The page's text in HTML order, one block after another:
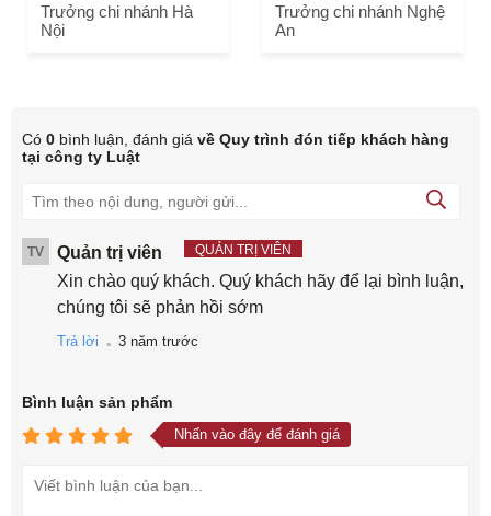
Trưởng chi nhánh Hà
Nội
Trưởng chi nhánh Nghệ
An
Có 0 bình luận, đánh giá về Quy trình đón tiếp khách hàng
tại công ty Luật
TV Quản trị viên QUẢN TRỊ VIÊN
Xin chào quý khách. Quý khách hãy để lại bình luận,
chúng tôi sẽ phản hồi sớm
Trả lời . 3 năm trước
Bình luận sản phẩm
Nhấn vào đây để đánh giá